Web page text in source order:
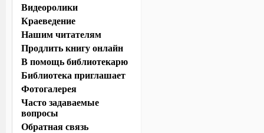
Видеоролики
Краеведение
Нашим читателям
Продлить книгу онлайн
В помощь библиотекарю
Библиотека приглашает
Фотогалерея
Часто задаваемые
вопросы
Обратная связь